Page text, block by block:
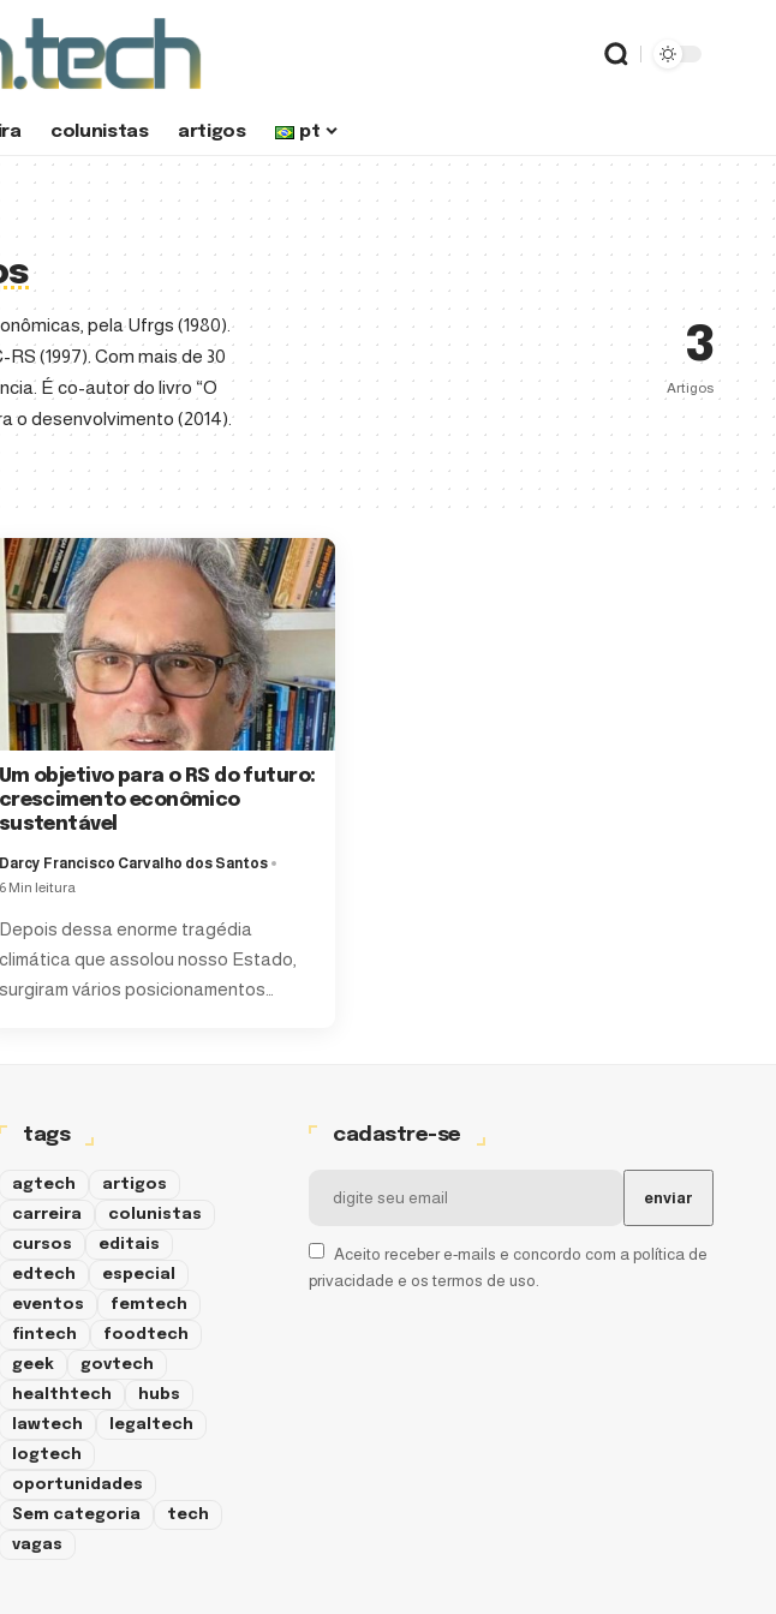
colunistas artigos pt
pela Ufrgs (1980).
(1997). Com mais de 30
É co-autor do livro “O
o desenvolvimento (2014).
3
Artigos
Um objetivo para o RS do futuro:
crescimento econômico
sustentável
Darcy Francisco Carvalho dos Santos
6 Min leitura
Depois dessa enorme tragédia
climática que assolou nosso Estado,
surgiram vários posicionamentos
tags
agtech
artigos
carreira
colunistas
cursos
editais
edtech
especial
eventos
femtech
fintech
foodtech
geek
govtech
healthtech
hubs
lawtech
legaltech
logtech
oportunidades
Sem categoria
tech
vagas
cadastre-se
Aceito receber e-mails e concordo com a política de
privacidade e os termos de uso.